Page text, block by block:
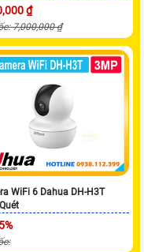
₫
7,000,000 ₫
WiFi 6 Dahua DH-H3T